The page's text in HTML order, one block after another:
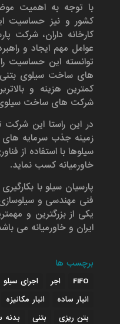
با توجه به اهمیت
کشور و نیز حساسیت
کارخانه داران، شرکت
عوامل مهم ایجاد و
توانسته این حساسیت
های ساخت سیلوی بتنی
کمترین هزینه و
شرکت های ساخت سیلوی
در این راستا این
زمینه جذب سرمایه
سیلوها با استفاده از
خاورمیانه کسب نماید.
پارسیان سیلو با
فنی مهندسی و سیلوسازی
یکی از بزرگترین و
ایران و خاورمیانه می
برچسب ها
FIFO اجر اجرای سیلو
انبار ساده
انبار مکانیزه
بتن ریزی
بتنی بدنه